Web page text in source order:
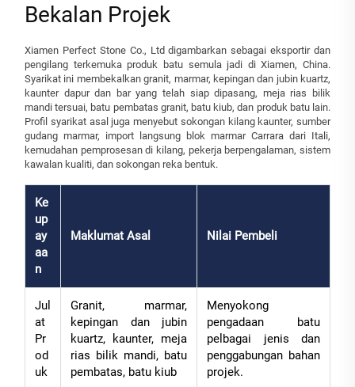
Bekalan Projek
Xiamen Perfect Stone Co., Ltd digambarkan sebagai eksportir dan
pengilang terkemuka produk batu semula jadi di Xiamen, China.
Syarikat ini membekalkan granit, marmar, kepingan dan jubin kuartz,
kaunter dapur dan bar yang telah siap dipasang, meja rias bilik
mandi tersuai, batu pembatas granit, batu kiub, dan produk batu lain.
Profil syarikat asal juga menyebut sokongan kilang kaunter, sumber
gudang marmar, import langsung blok marmar Carrara dari Itali,
kemudahan pemprosesan di kilang, pekerja berpengalaman, sistem
kawalan kualiti, dan sokongan reka bentuk.
Ke
up
ay
aa
n
Maklumat Asal Nilai Pembeli
Jul
at
Pr
od
uk
Granit, marmar,
kepingan dan jubin
kuartz, kaunter, meja
rias bilik mandi, batu
pembatas, batu kiub
Menyokong
pengadaan batu
pelbagai jenis dan
penggabungan bahan
projek.